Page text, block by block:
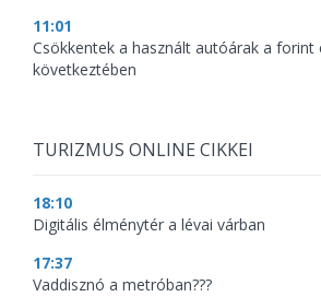
11:01
Csökkentek a használt autóárak a forint
következtében
TURIZMUS ONLINE CIKKEI
18:10
Digitális élménytér a lévai várban
17:37
Vaddisznó a metróban???